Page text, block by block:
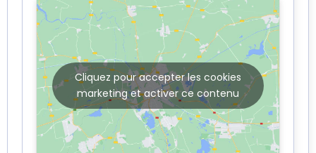
Cliquez pour accepter les cookies
marketing et activer ce contenu